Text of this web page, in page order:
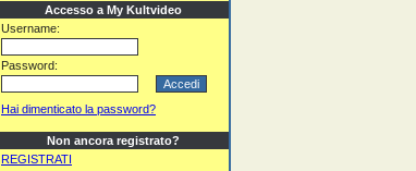
Accesso a My Kultvideo
Username:
Password:
Hai dimenticato la password?
Non ancora registrato?
REGISTRATI